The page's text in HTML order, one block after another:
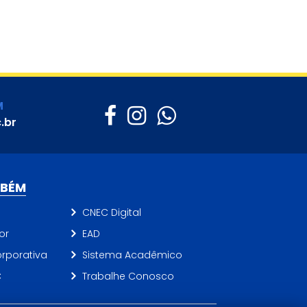
CNEC Digital
EAD
Sistema Acadêmico
Trabalhe Conosco